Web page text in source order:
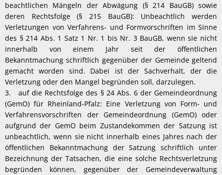
beachtlichen Mängeln der Abwägung (§ 214 BauGB) sowie
deren Rechtsfolge (§ 215 BauGB): Unbeachtlich werden
Verletzungen von Verfahrens- und Formvorschriften im Sinne
des § 214 Abs. 1 Satz 1 Nr. 1 bis Nr. 3 BauGB, wenn sie nicht
innerhalb von einem Jahr seit der öffentlichen
Bekanntmachung schriftlich gegenüber der Gemeinde geltend
gemacht worden sind. Dabei ist der Sachverhalt, der die
Verletzung oder den Mangel begründen soll, darzulegen.
3. auf die Rechtsfolge des § 24 Abs. 6 der Gemeindeordnung
(GemO) für Rheinland-Pfalz: Eine Verletzung von Form- und
Verfahrensvorschriften der Gemeindeordnung (GemO) oder
aufgrund der GemO beim Zustandekommen der Satzung ist
unbeachtlich, wenn sie nicht innerhalb eines Jahres nach der
öffentlichen Bekanntmachung der Satzung schriftlich unter
Bezeichnung der Tatsachen, die eine solche Rechtsverletzung
begründen können, gegenüber der Gemeindeverwaltung